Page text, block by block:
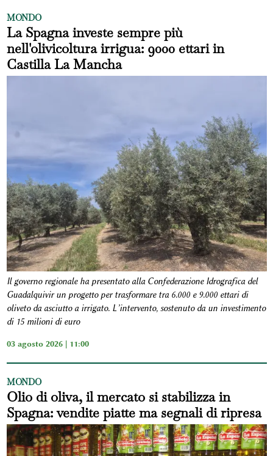
MONDO
La Spagna investe sempre più
nell'olivicoltura irrigua: 9000 ettari in
Castilla La Mancha
Il governo regionale ha presentato alla Confederazione Idrografica del
Guadalquivir un progetto per trasformare tra 6.000 e 9.000 ettari di
oliveto da asciutto a irrigato. L’intervento, sostenuto da un investimento
di 15 milioni di euro
03 agosto 2026 | 11:00
MONDO
Olio di oliva, il mercato si stabilizza in
Spagna: vendite piatte ma segnali di ripresa